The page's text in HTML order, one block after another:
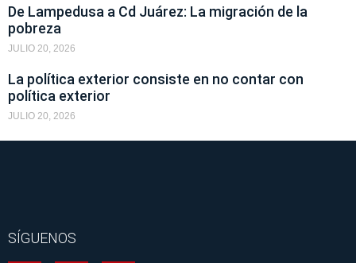
De Lampedusa a Cd Juárez: La migración de la
pobreza
JULIO 20, 2026
La política exterior consiste en no contar con
política exterior
JULIO 20, 2026
SÍGUENOS